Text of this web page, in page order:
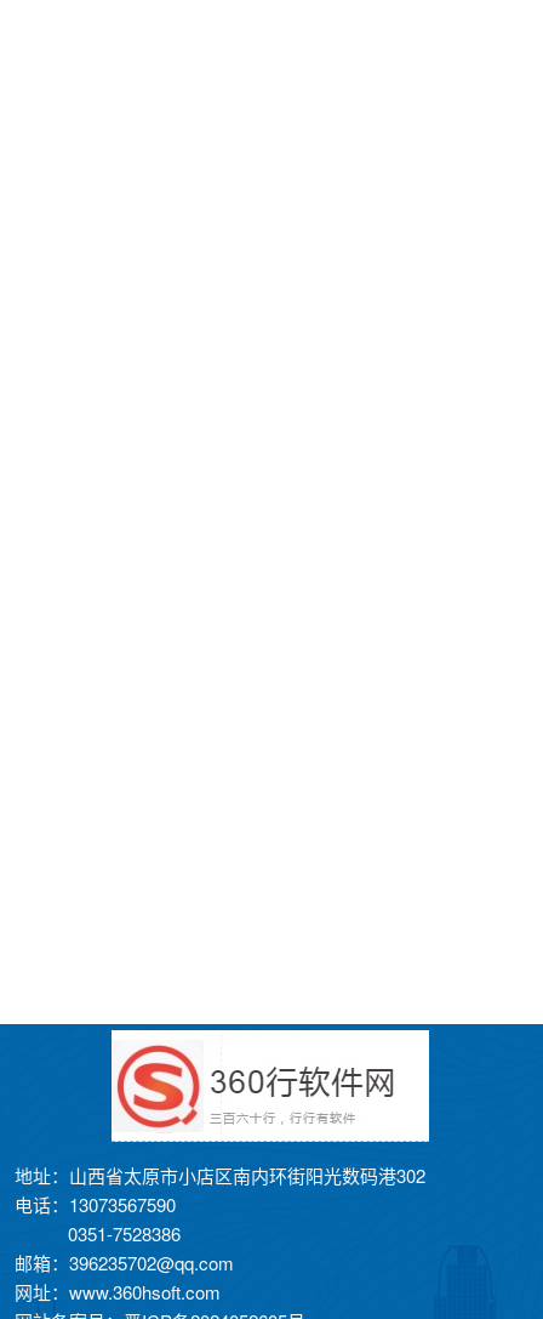
地址：山西省太原市小店区南内环街阳光数码港302
电话：13073567590
0351-7528386
邮箱：396235702@qq.com
网址：www.360hsoft.com